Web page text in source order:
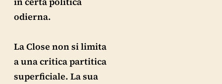
odierna.
La Close non si limita
a una critica partitica
superficiale. La sua